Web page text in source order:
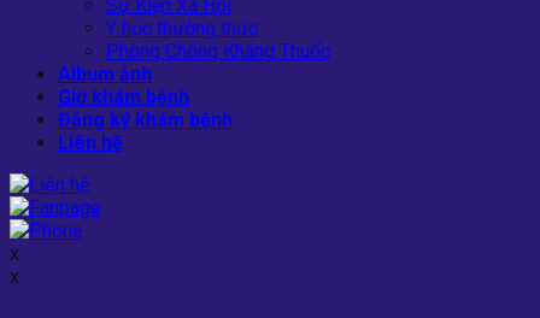
Sự Kiện Xã Hội
Y học thường thức
Phòng Chống Kháng Thuốc
Album ảnh
Giờ khám bệnh
Đăng ký khám bệnh
Liên hệ
x
x